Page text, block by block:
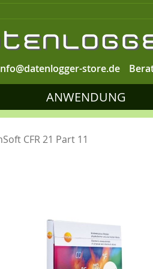
store.de
ANWENDUNG
CFR 21 Part 11